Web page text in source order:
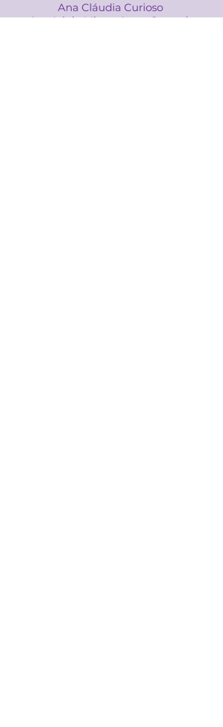
Ana Cláudia Curioso
Ana Lúcia Mitre • Anna Conrado